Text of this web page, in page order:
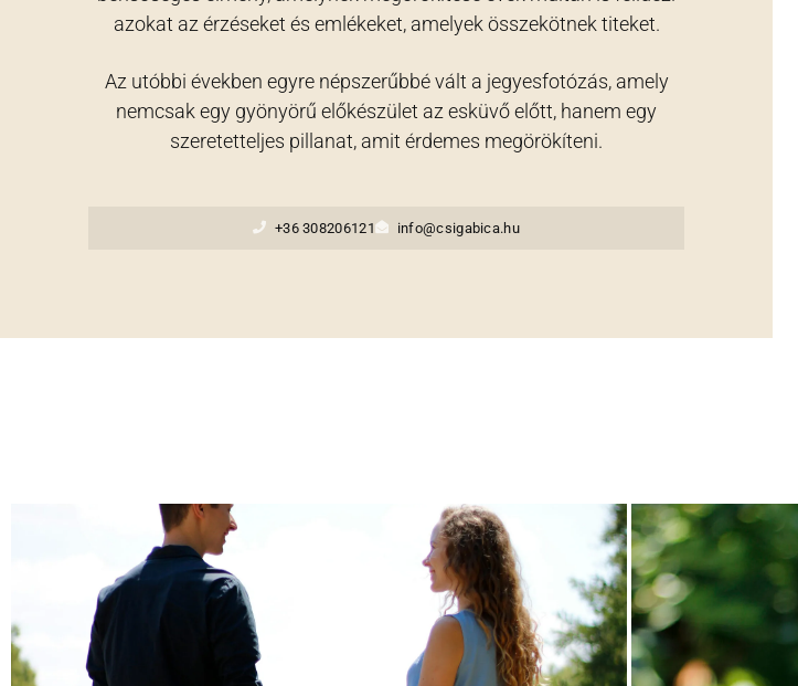
azokat az érzéseket és emlékeket, amelyek összekötnek titeket.
Az utóbbi években egyre népszerűbbé vált a jegyesfotózás, amely
nemcsak egy gyönyörű előkészület az esküvő előtt, hanem egy
szeretetteljes pillanat, amit érdemes megörökíteni.
+36 308206121 info@csigabica.hu